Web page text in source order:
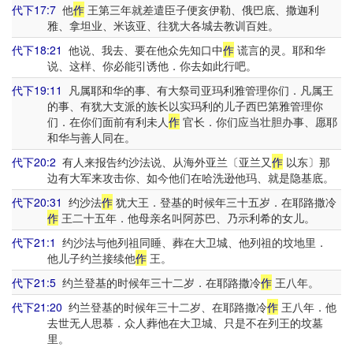
代下17:7 他作 王第三年就差遣臣子便亥伊勒、俄巴底、撒迦利
雅、拿坦业、米该亚、往犹大各城去教训百姓。
代下18:21 他说、我去、要在他众先知口中作 谎言的灵。耶和华
说、这样、你必能引诱他．你去如此行吧。
代下19:11
凡属耶和华的事、有大祭司亚玛利雅管理你们．凡属王
的事、有犹大支派的族长以实玛利的儿子西巴第雅管理你
们．在你们面前有利未人作官长．你们应当壮胆办事、愿耶
和华与善人同在。
代下20:2 有人来报告约沙法说、从海外亚兰〔亚兰又作 以东〕那
边有大军来攻击你、如今他们在哈洗逊他玛、就是隐基底。
代下20:31 约沙法作 犹大王．登基的时候年三十五岁．在耶路撒冷
作王二十五年．他母亲名叫阿苏巴、乃示利希的女儿。
代下21:1 约沙法与他列祖同睡、葬在大卫城、他列祖的坟地里．
他儿子约兰接续他作王。
代下21:5 约兰登基的时候年三十二岁．在耶路撒冷作 王八年。
代下21:20 约兰登基的时候年三十二岁、在耶路撒冷作 王八年．他
去世无人思慕．众人葬他在大卫城、只是不在列王的坟墓
里。